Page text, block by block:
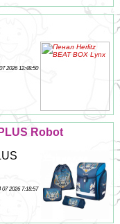
2026 12:48:50
Robot
07 2026 7:18:57